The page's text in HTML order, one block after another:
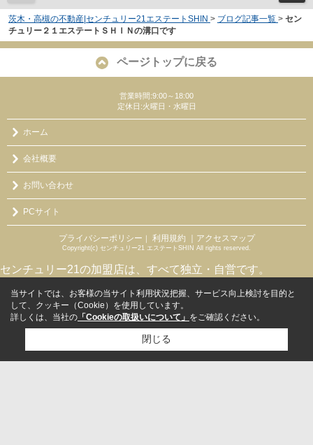
茨木・高槻の不動産|センチュリー21エステートSHIN > ブログ記事一覧 > セン
チュリー２１エステートＳＨＩＮの溝口です
ページトップに戻る
営業時間:9:00～18:00
定休日:火曜日・水曜日
ホーム
会社概要
お問い合わせ
PCサイト
プライバシーポリシー ｜ 利用規約 ｜アクセスマップ
Copyright(c) センチュリー21 エステートSHIN All rights reserved.
センチュリー21の加盟店は、すべて独立・自営です。
当サイトでは、お客様の当サイト利用状況把握、サービス向上検討を目的と
して、クッキー（Cookie）を使用しています。
詳しくは、当社の 「Cookieの取扱いについて」 をご確認ください。
閉じる